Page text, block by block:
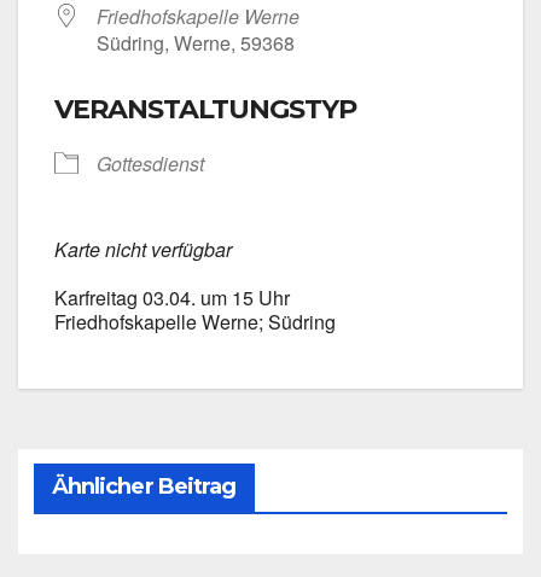
Fried­hofs­ka­pel­le Wer­ne
Süd­ring, Wer­ne, 59368
VERANSTALTUNGSTYP
Got­tes­dienst
Kar­te nicht ver­füg­bar
Kar­frei­tag 03.04. um 15 Uhr
Fried­hofs­ka­pel­le Wer­ne; Süd­ring
Ähnlicher Beitrag